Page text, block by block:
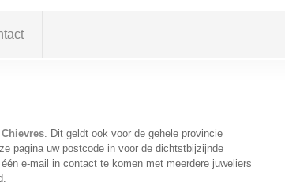
. Dit geldt ook voor de gehele provincie
pagina uw postcode in voor de dichtstbijzijnde
e-mail in contact te komen met meerdere juweliers